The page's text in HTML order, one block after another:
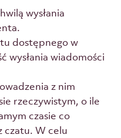
wysłania
dostępnego w
wysłania wiadomości
z nim
rzeczywistym, o ile
czasie co
czatu. W celu